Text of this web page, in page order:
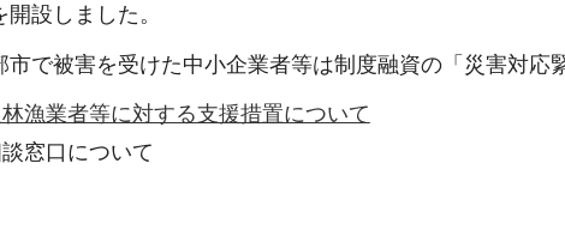
設しました。
で被害を受けた中小企業者等は制度融資の「災害対応
漁業者等に対する支援措置について
窓口について